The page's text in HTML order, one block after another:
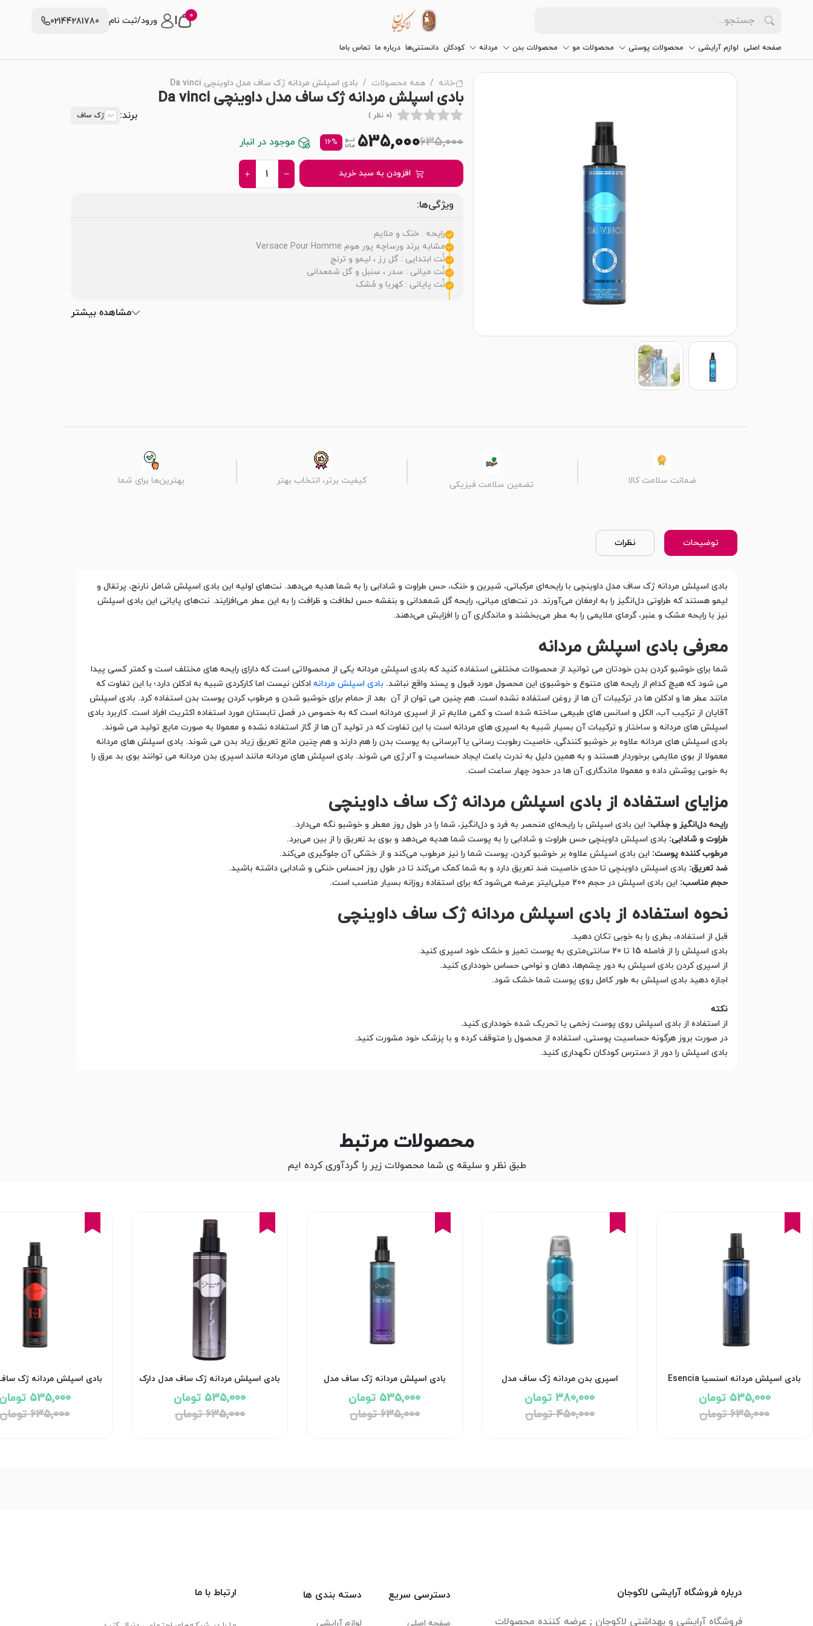
0 ورود/ثبت نام 02144281780
صفحه اصلی لوازم آرایشی محصولات پوستی محصولات مو محصولات بدن مردانه کودکان دانستنی‌ها درباره ما تماس باما
خانه همه محصولات بادی اسپلش مردانه ژک ساف مدل داوینچی Da vinci
بادی اسپلش مردانه ژک ساف مدل داوینچی Da vinci
(0 نظر ) برند: ژک ساف
635,000
535,000
16% موجود در انبار
افزودن به سبد خرید
ویژگی‌ها:
رایحه : خنک و ملایم
مشابه برند ورساچه پور هوم Versace Pour Homme
نُت ابتدایی : گل رز ، لیمو و ترنج
نُت میانی : سدر ، سنبل و گل شمعدانی
نُت پایانی : کهربا و مُشک
مشاهده بیشتر
ضمانت سلامت کالا تضمین سلامت فیزیکی کیفیت برتر، انتخاب بهتر بهترین‌ها برای شما
توضیحات نظرات
بادی اسپلش مردانه ژک ساف مدل داوینچی با رایحه‌ای مرکباتی، شیرین و خنک، حس طراوت و شادابی را به شما هدیه می‌دهد. نت‌های اولیه این بادی اسپلش شامل نارنج، پرتقال و
لیمو هستند که طراوتی دل‌انگیز را به ارمغان می‌آورند. در نت‌های میانی، رایحه گل شمعدانی و بنفشه حس لطافت و ظرافت را به این عطر می‌افزایند. نت‌های پایانی این بادی اسپلش
نیز با رایحه مشک و عنبر، گرمای ملایمی را به عطر می‌بخشند و ماندگاری آن را افزایش می‌دهند.
معرفی بادی اسپلش مردانه
شما برای خوشبو کردن بدن خودتان می توانید از محصولات مختلفی استفاده کنید که بادی اسپلش مردانه یکی از محصولاتی است که دارای رایحه های مختلف است و کمتر کسی پیدا
می شود که هیچ کدام از رایحه های متنوع و خوشبوی این محصول مورد قبول و پسند واقع نباشد. بادی اسپلش مردانهادکلن نیست اما کارکردی شبیه به ادکلن دارد؛ با این تفاوت که
مانند عطر ها و ادکلن ها در ترکیبات آن ها از روغن استفاده نشده است. هم چنین می توان از آن بعد از حمام برای خوشبو شدن و مرطوب کردن پوست بدن استفاده کرد. بادی اسپلش
آقایان از ترکیب آب، الکل و اسانس های طبیعی ساخته شده است و کمی ملایم تر از اسپری مردانه است که به خصوص در فصل تابستان مورد استفاده اکثریت افراد است. کاربرد بادی
اسپلش های مردانه و ساختار و ترکیبات آن بسیار شبیه به اسپری های مردانه است با این تفاوت که در تولید آن ها از گاز استفاده نشده و معمولا به صورت مایع تولید می شوند.
بادی اسپلش های مردانه علاوه بر خوشبو کنندگی، خاصیت رطوبت رسانی یا آبرسانی به پوست بدن را هم دارند و هم چنین مانع تعریق زیاد بدن می شوند. بادی اسپلش های مردانه
معمولا از بوی ملایمی برخوردار هستند و به همین دلیل به ندرت باعث ایجاد حساسیت و آلرژی می شوند. بادی اسپلش های مردانه مانند اسپری بدن مردانه می توانند بوی بد عرق را
به خوبی پوشش داده و معمولا ماندگاری آن ها در حدود چهار ساعت است.
مزایای استفاده از بادی اسپلش مردانه ژک ساف داوینچی
رایحه دل‌انگیز و جذاب: این بادی اسپلش با رایحه‌ای منحصر به فرد و دل‌انگیز، شما را در طول روز معطر و خوشبو نگه می‌دارد.
طراوت و شادابی: بادی اسپلش داوینچی حس طراوت و شادابی را به پوست شما هدیه می‌دهد و بوی بد تعریق را از بین می‌برد.
مرطوب کننده پوست: این بادی اسپلش علاوه بر خوشبو کردن، پوست شما را نیز مرطوب می‌کند و از خشکی آن جلوگیری می‌کند.
ضد تعریق: بادی اسپلش داوینچی تا حدی خاصیت ضد تعریق دارد و به شما کمک می‌کند تا در طول روز احساس خنکی و شادابی داشته باشید.
حجم مناسب: این بادی اسپلش در حجم 200 میلی‌لیتر عرضه می‌شود که برای استفاده روزانه بسیار مناسب است.
نحوه استفاده از بادی اسپلش مردانه ژک ساف داوینچی
قبل از استفاده، بطری را به خوبی تکان دهید.
بادی اسپلش را از فاصله 15 تا 20 سانتی‌متری به پوست تمیز و خشک خود اسپری کنید.
از اسپری کردن بادی اسپلش به دور چشم‌ها، دهان و نواحی حساس خودداری کنید.
اجازه دهید بادی اسپلش به طور کامل روی پوست شما خشک شود.
نکته
از استفاده از بادی اسپلش روی پوست زخمی یا تحریک شده خودداری کنید.
در صورت بروز هرگونه حساسیت پوستی، استفاده از محصول را متوقف کرده و با پزشک خود مشورت کنید.
بادی اسپلش را دور از دسترس کودکان نگهداری کنید.
محصولات مرتبط
طبق نظر و سلیقه ی شما محصولات زیر را گردآوری کرده ایم
بادی اسپلش مردانه اسنسیا Esencia
ژک ساف
535,000 تومان
635,000 تومان
اسپری بدن مردانه ژک ساف مدل
داوینچی Da vinci
380,000 تومان
450,000 تومان
بادی اسپلش مردانه ژک ساف مدل
ویکتور Victor
535,000 تومان
635,000 تومان
بادی اسپلش مردانه ژک ساف مدل دارک
ماسک Dark musk
535,000 تومان
635,000 تومان
بادی اسپلش مردانه ژک
اف FF
535,000 تومان
635,000 تومان
درباره فروشگاه آرایشی لاکوجان
فروشگاه آرایشی و بهداشتی لاکوجان ; عرضه کننده محصولات
دسترسی سریع
صفحه اصلی
دسته بندی ها
لوازم آرایشی
ارتباط با ما